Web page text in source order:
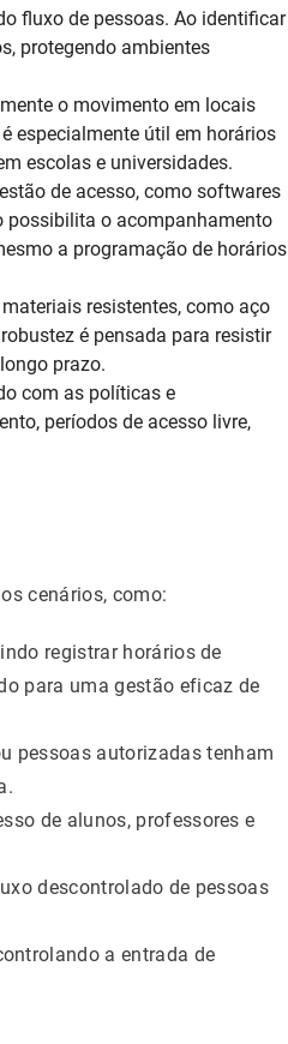
fluxo de pessoas. Ao identificar
protegendo ambientes
o movimento em locais
especialmente útil em horários
escolas e universidades.
de acesso, como softwares
possibilita o acompanhamento
a programação de horários
resistentes, como aço
é pensada para resistir
prazo.
com as políticas e
períodos de acesso livre,
cenários, como:
registrar horários de
para uma gestão eficaz de
pessoas autorizadas tenham
de alunos, professores e
descontrolado de pessoas
a entrada de